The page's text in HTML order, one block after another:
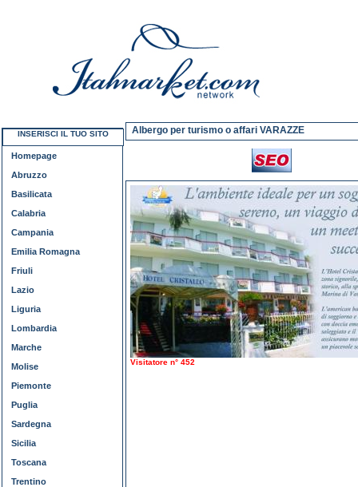
Albergo per turismo o affari VARAZZE
Visitatore n° 452
INSERISCI IL TUO SITO
Homepage
Abruzzo
Basilicata
Calabria
Campania
Emilia Romagna
Friuli
Lazio
Liguria
Lombardia
Marche
Molise
Piemonte
Puglia
Sardegna
Sicilia
Toscana
Trentino